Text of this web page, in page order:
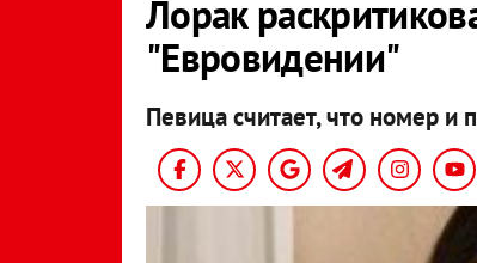
Лорак
"Евровидении"
Певица считает, что номер